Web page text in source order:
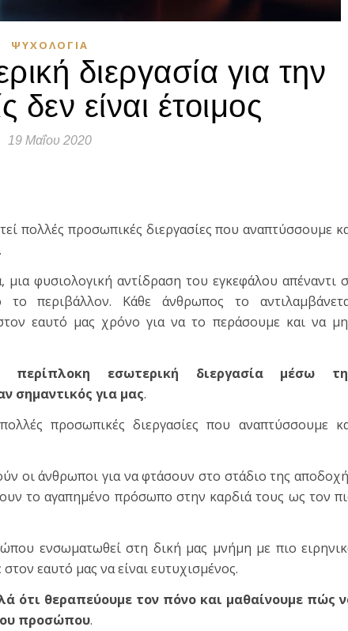
ΨΥΧΟΛΟΓΊΑ
διεργασία για την
δεν είναι έτοιμος
19 Μαΐου 2020
πολλές προσωπικές διεργασίες που αναπτύσσουμε
μια φυσιολογική αντίδραση του εγκεφάλου απέναντι
το περιβάλλον. Κάθε άνθρωπος το
εαυτό μας χρόνο για να το περάσουμε και να
εσωτερική διεργασία μέσω
σημαντικός για μας.
προσωπικές διεργασίες που αναπτύσσουμε
οι άνθρωποι για να φτάσουν στο στάδιο της
το αγαπημένο πρόσωπο στην καρδιά τους ως τον
ενσωματωθεί στη δική μας μνήμη με πιο
εαυτό μας να είναι ευτυχισμένος.
ότι θεραπεύουμε τον πόνο και μαθαίνουμε πώς
προσώπου.